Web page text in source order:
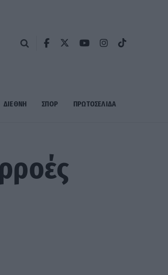
ΔΙΕΘΝΗ ΣΠΟΡ ΠΡΩΤΟΣΈΛΙΔΑ